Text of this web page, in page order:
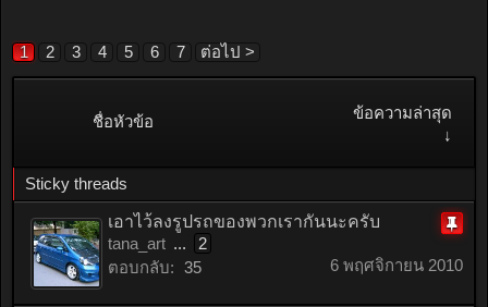
1 2 3 4 5 6 7 ต่อไป >
ชื่อหัวข้อ
ข้อความล่าสุด
↓
Sticky threads
หมุด
เอาไว้ลงรูปรถของพวกเรากันนะครับ
tana_art ...
2
ตอบกลับ: 35 6 พฤศจิกายน 2010